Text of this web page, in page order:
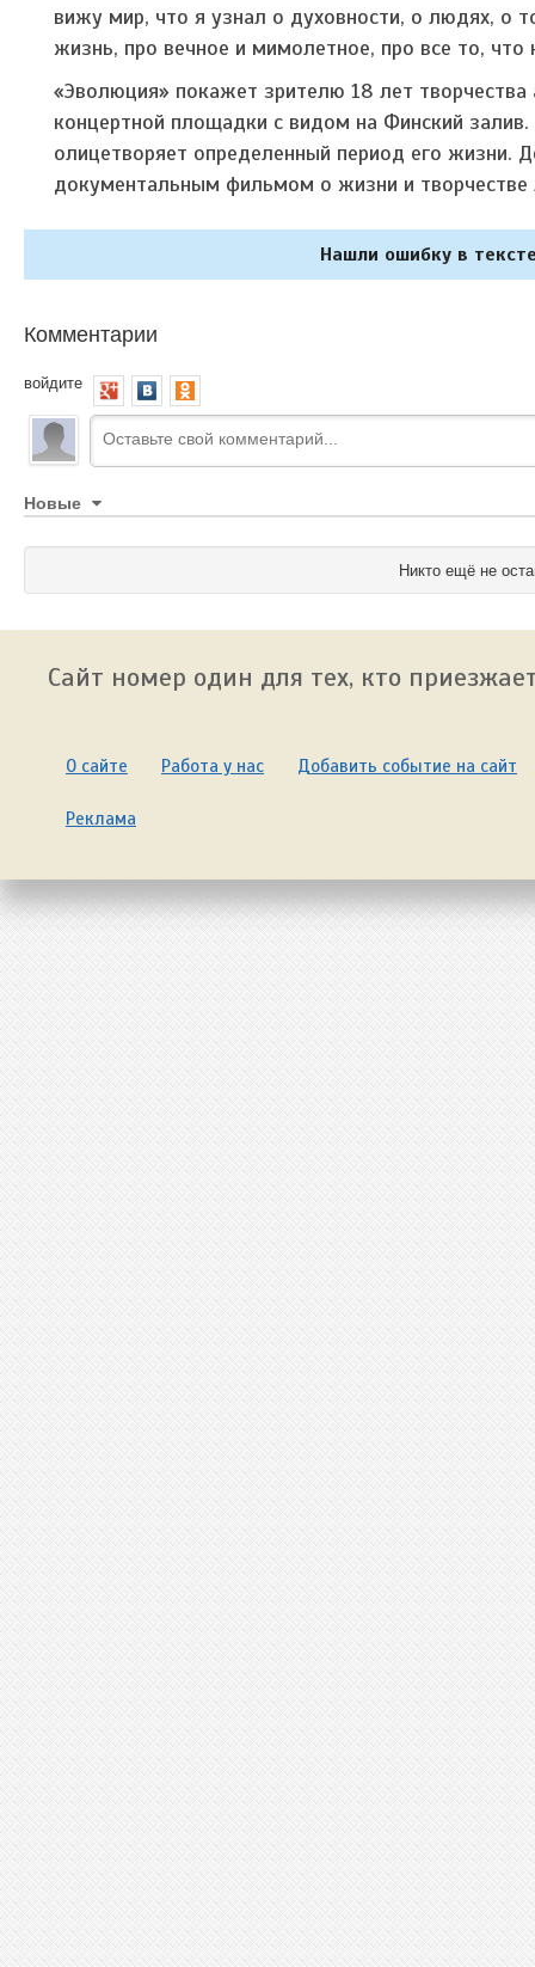
вижу мир, что я узнал о духовности, о людях, о
жизнь, про вечное и мимолетное, про все то,
«Эволюция» покажет зрителю 18 лет
концертной площадки с видом на Финский
олицетворяет определенный период его жизни.
документальным фильмом о жизни и творчестве
Нашли ошибку в
Комментарии
войдите
Новые
Никто ещё не
Сайт номер один для тех, кто
О сайте Работа у нас Добавить событие на сайт
Реклама